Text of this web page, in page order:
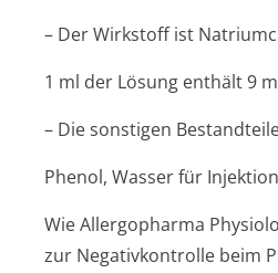
– Der Wirkstoff ist
1 ml der Lösung enthält 9
– Die sonstigen
Phenol, Wasser für
Wie Allergopharma
zur Negativkontrolle beim